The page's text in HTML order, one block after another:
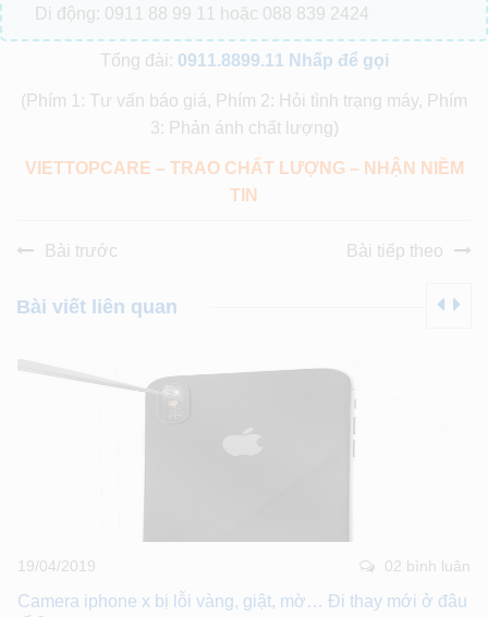
Di động: 0911 88 99 11 hoặc 088 839 2424
Tổng đài: 0911.8899.11 Nhấp để gọi
(Phím 1: Tư vấn báo giá, Phím 2: Hỏi tình trạng máy, Phím
3: Phản ánh chất lượng)
VIETTOPCARE – TRAO CHẤT LƯỢNG – NHẬN NIỀM
TIN
Bài trước Bài tiếp theo
Bài viết liên quan
19/04/2019 02 bình luân
Camera iphone x bị lỗi vàng, giật, mờ… Đi thay mới ở đâu